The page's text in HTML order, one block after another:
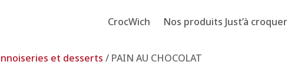
CrocWich Nos produits Just’à croquer
et desserts / PAIN AU CHOCOLAT